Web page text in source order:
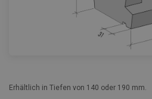
Erhältlich in Tiefen von 140 oder 190 mm.